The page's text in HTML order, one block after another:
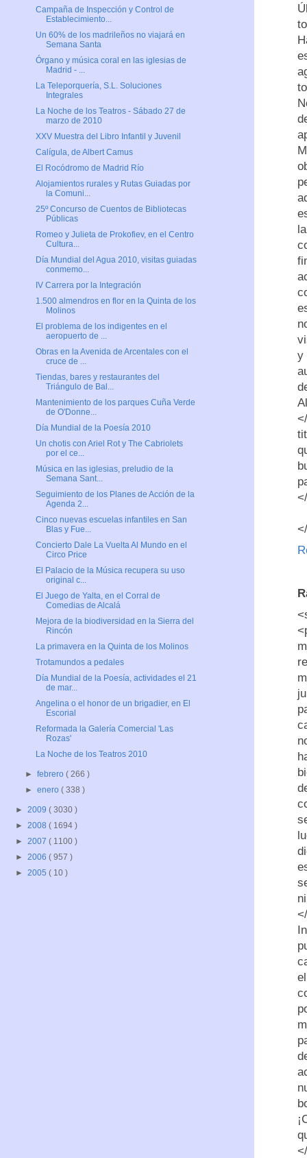
y
Campaña de Inspección y Control de
Establecimiento...
Un 60% de los madrileños no viajará en
Semana Santa
Órgano y música coral en las iglesias de
Madrid - ...
La Teleporquería, S.L. Soluciones
Integrales
La Noche de los Teatros - Sábado 27 de
marzo de 2010
XXV Muestra del Libro Infantil y Juvenil
Calígula, de Albert Camus
El Rocódromo de Madrid Río
Alojamientos rurales y Rutas Guiadas por
la Comuni...
25º Concurso de Cuentos de Bibliotecas
Públicas
Romeo y Julieta de Prokofiev, en el Centro
Cultura...
Día Mundial del Agua 2010, visitas guiadas
conmemo...
IV Carrera por la Integración
1.500 almendros en flor en la Quinta de los
Molinos
El problema de los indigentes en el
aeropuerto de ...
Obras en la Avenida de Arcentales con el
cruce de ...
Tiendas, bares y restaurantes del
Triángulo de Bal...
Mantenimiento de los parques Cuña Verde
de O'Donne...
Día Mundial de la Poesía 2010
Un chotis con Ariel Rot y The Cabriolets
por el ce...
Música en las iglesias, preludio de la
Semana Sant...
Seguimiento de los Planes de Acción de la
Agenda 2...
Cinco nuevas escuelas infantiles en San
Blas y Fue...
Concierto Dale La Vuelta Al Mundo en el
Circo Price
El Palacio de la Música recupera su uso
original c...
El Juego de Yalta, en el Corral de
Comedias de Alcalá
Mejora de la biodiversidad en la Sierra del
Rincón
La primavera en la Quinta de los Molinos
Trotamundos a pedales
Día Mundial de la Poesía, actividades el 21
de mar...
Angelina o el honor de un brigadier, en El
Escorial
Reformada la Galería Comercial 'Las
Rozas'
La Noche de los Teatros 2010
►febrero( 266 )
►enero( 338 )
► 2009 ( 3030 )
► 2008 ( 1694 )
► 2007 ( 1100 )
► 2006 ( 957 )
► 2005 ( 10 )